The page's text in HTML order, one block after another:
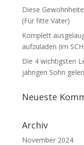
Diese
(Für fitte Väter)
Komplett
aufzuladen (im
Die 4 wichtigsten
jährigen Sohn
Neueste
Archiv
November 2024